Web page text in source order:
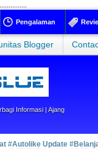
Pengalaman
Blogger
Informasi | Ajang
#Autolike Update